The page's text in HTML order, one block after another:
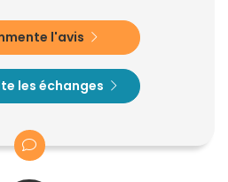
l'avis
les échanges